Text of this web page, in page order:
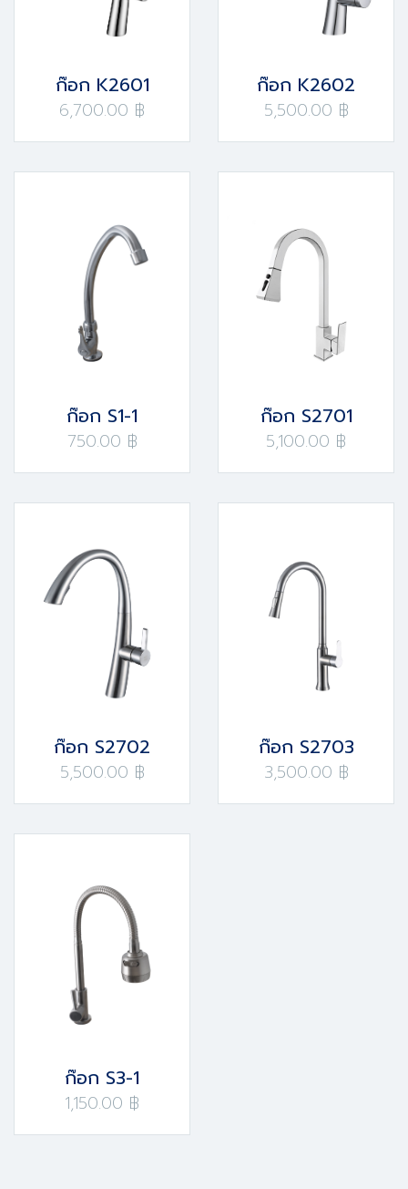
ก๊อก K2601
6,700.00 ฿
ก๊อก K2602
5,500.00 ฿
ก๊อก S1-1
750.00 ฿
ก๊อก S2701
5,100.00 ฿
ก๊อก S2702
5,500.00 ฿
ก๊อก S2703
3,500.00 ฿
ก๊อก S3-1
1,150.00 ฿